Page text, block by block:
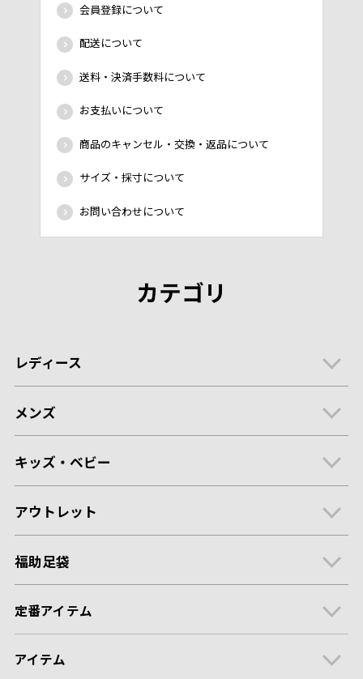
会員登録について
配送について
送料・決済手数料について
お支払いについて
商品のキャンセル・交換・返品について
サイズ・採寸について
お問い合わせについて
カテゴリ
レディース
メンズ
キッズ・ベビー
アウトレット
福助足袋
定番アイテム
アイテム